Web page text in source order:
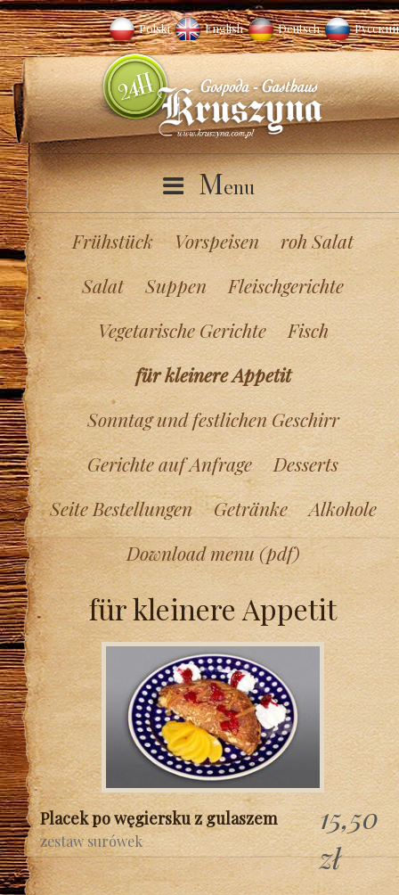
Polski English Deutsch Русский
Menu
Frühstück Vorspeisen
roh Salat
Salat
Suppen
Fleischgerichte
Vegetarische Gerichte
Fisch
für kleinere Appetit
Sonntag und festlichen Geschirr
Gerichte auf Anfrage
Desserts
Seite Bestellungen
Getränke
Alkohole
Download menu (pdf)
für kleinere Appetit
Placek po węgiersku z gulaszem
zestaw surówek
15,50
zł